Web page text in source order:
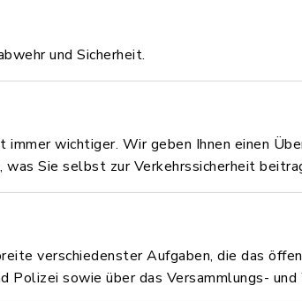
und Sicherheit.
wichtiger. Wir geben Ihnen einen
Sie selbst zur Verkehrssicherheit
verschiedenster Aufgaben, die das
Polizei sowie über das Versammlungs-